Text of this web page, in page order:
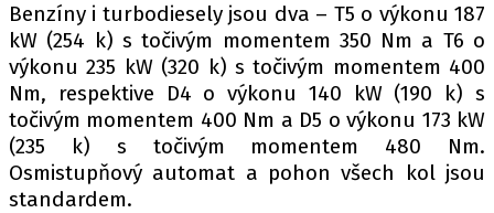
Máte příběh, fotku nebo video?
Pošlete e-mail na autoroad.cz
ETICKÝ KODEX
Benzíny i turbodiesely jsou dva – T5 o výkonu 187
kW (254 k) s točivým momentem 350 Nm a T6 o
výkonu 235 kW (320 k) s točivým momentem 400
Nm, respektive D4 o výkonu 140 kW (190 k) s
točivým momentem 400 Nm a D5 o výkonu 173 kW
(235 k) s točivým momentem 480 Nm.
Osmistupňový automat a pohon všech kol jsou
standardem.